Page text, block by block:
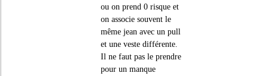
ou on prend 0 risque et
on associe souvent le
même jean avec un pull
et une veste différente.
Il ne faut pas le prendre
pour un manque